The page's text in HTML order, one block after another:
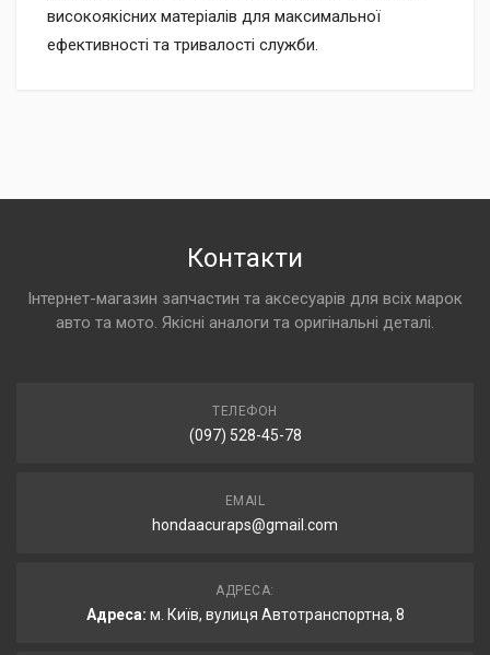
високоякісних матеріалів для максимальної
ефективності та тривалості служби.
Контакти
Інтернет-магазин запчастин та аксесуарів для всіх марок
авто та мото. Якісні аналоги та оригінальні деталі.
ТЕЛЕФОН
(097) 528-45-78
EMAIL
hondaacuraps@gmail.com
АДРЕСА:
Адреса: м. Київ, вулиця Автотранспортна, 8